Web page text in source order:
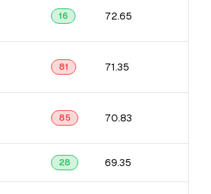
16 72.65
81 71.35
85 70.83
28 69.35